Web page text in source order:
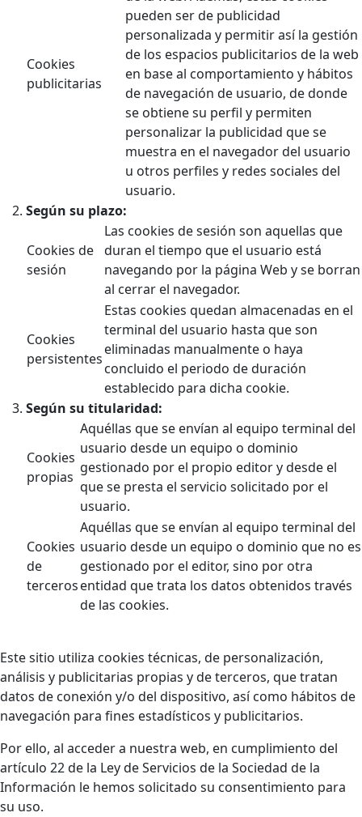
Cookies
publicitarias
pueden ser de publicidad
personalizada y permitir así la gestión
de los espacios publicitarios de la web
en base al comportamiento y hábitos
de navegación de usuario, de donde
se obtiene su perfil y permiten
personalizar la publicidad que se
muestra en el navegador del usuario
u otros perfiles y redes sociales del
usuario.
Según su plazo:
Cookies de
sesión
Las cookies de sesión son aquellas que
duran el tiempo que el usuario está
navegando por la página Web y se borran
al cerrar el navegador.
Cookies
persistentes
Estas cookies quedan almacenadas en el
terminal del usuario hasta que son
eliminadas manualmente o haya
concluido el periodo de duración
establecido para dicha cookie.
Según su titularidad:
Cookies
propias
Aquéllas que se envían al equipo terminal del
usuario desde un equipo o dominio
gestionado por el propio editor y desde el
que se presta el servicio solicitado por el
usuario.
Cookies
de
terceros
Aquéllas que se envían al equipo terminal del
usuario desde un equipo o dominio que no es
gestionado por el editor, sino por otra
entidad que trata los datos obtenidos través
de las cookies.
Este sitio utiliza cookies técnicas, de personalización,
análisis y publicitarias propias y de terceros, que tratan
datos de conexión y/o del dispositivo, así como hábitos de
navegación para fines estadísticos y publicitarios.
Por ello, al acceder a nuestra web, en cumplimiento del
artículo 22 de la Ley de Servicios de la Sociedad de la
Información le hemos solicitado su consentimiento para
su uso.